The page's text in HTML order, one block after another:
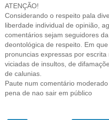
ATENÇÃO!
Considerando o respeito pala
liberdade individual de opinião,
comentários sejam seguidores
deontológica de respeito. Em
pronuncias expressas por escrita
viciadas de insultos, de
de calunias.
Paute num comentário
pena de nao sair em público